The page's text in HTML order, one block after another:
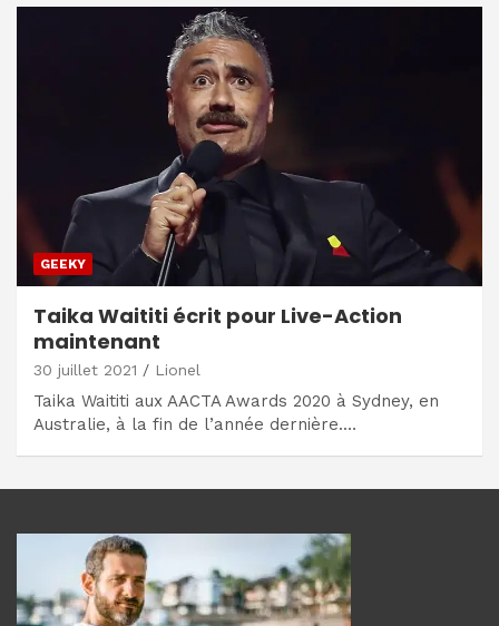
GEEKY
Taika Waititi écrit pour Live-Action
maintenant
30 juillet 2021 Lionel
Taika Waititi aux AACTA Awards 2020 à Sydney, en
Australie, à la fin de l’année dernière.…